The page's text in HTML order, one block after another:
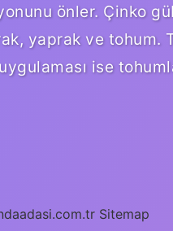
önler. Çinko
yaprak ve tohum.
ise
Sitemap